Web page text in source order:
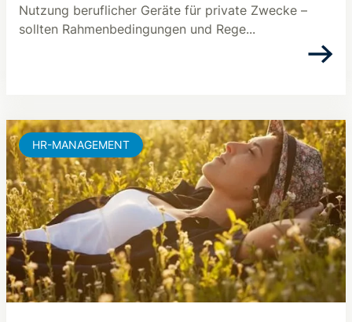
Nutzung beruflicher Geräte für private Zwecke –
sollten Rahmenbedingungen und Rege...
HR-MANAGEMENT